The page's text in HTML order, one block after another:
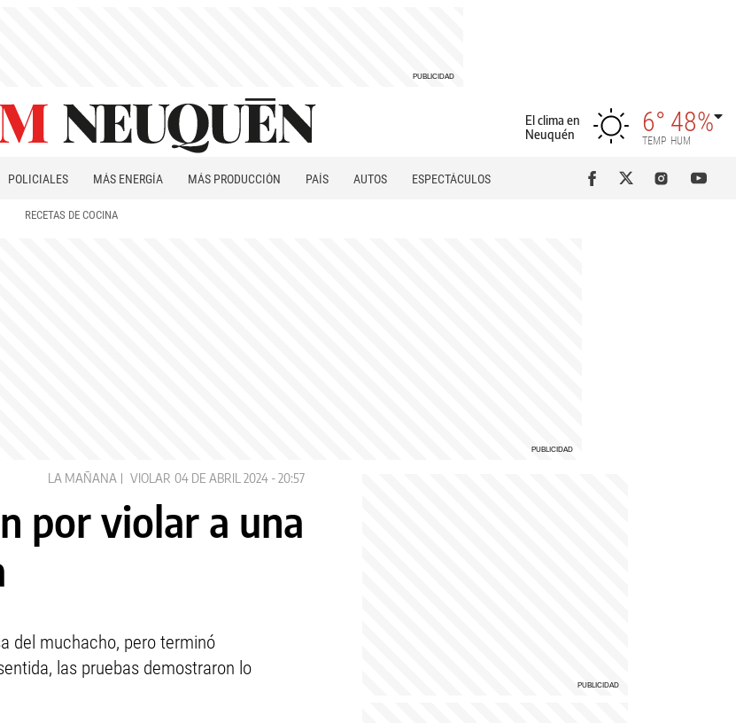
El clima en
Neuquén
6°
TEMP
48%
HUM
POLICIALES MÁS ENERGÍA MÁS PRODUCCIÓN PAÍS AUTOS
ESPECTÁCULOS
RECETAS DE COCINA
LA MAÑANA VIOLAR 04 DE ABRIL 2024 - 20:57
por violar a una
del muchacho, pero terminó
las pruebas demostraron lo